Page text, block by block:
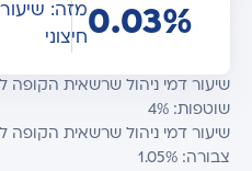
0.03%מזה:
חיצוני
שיעור דמי ניהול שרשאית הקופה
שוטפות: 4%
שיעור דמי ניהול שרשאית הקופה
צבורה: 1.05%